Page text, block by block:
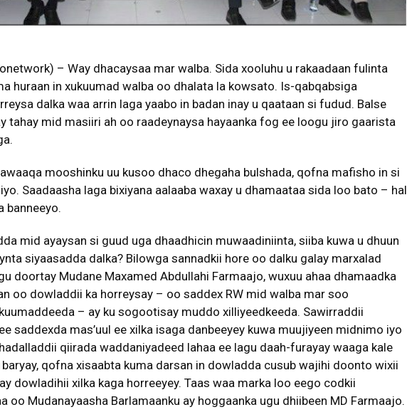
– Way dhacaysaa mar walba. Sida xooluhu u rakaadaan fulinta
huraan in xukuumad walba oo dhalata la kowsato. Is-qabqabsiga
dalka waa arrin laga yaabo in badan inay u qaataan si fudud. Balse
tahay mid masiiri ah oo raadeynaysa hayaanka fog ee loogu jiro gaarista
mooshinku uu kusoo dhaco dhegaha bulshada, qofna mafisho in si
Saadaasha laga bixiyana aalaaba waxay u dhamaataa sida loo bato – hal
banneeyo.
mid ayaysan si guud uga dhaadhicin muwaadiniinta, siiba kuwa u dhuun
siyaasadda dalka? Bilowga sannadkii hore oo dalku galay marxalad
doortay Mudane Maxamed Abdullahi Farmaajo, wuxuu ahaa dhamaadka
oo dowladdii ka horreysay – oo saddex RW mid walba mar soo
– ay ku sogootisay muddo xilliyeedkeeda. Sawirraddii
saddexda mas’uul ee xilka isaga danbeeyey kuwa muujiyeen midnimo iyo
qiirada waddaniyadeed lahaa ee lagu daah-furayay waaga kale
baryay, qofna xisaabta kuma darsan in dowladda cusub wajihi doonto wixii
dowladihii xilka kaga horreeyey. Taas waa marka loo eego codkii
oo Mudanayaasha Barlamaanku ay hoggaanka ugu dhiibeen MD Farmaajo.